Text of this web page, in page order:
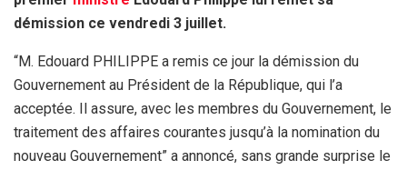
démission ce vendredi 3 juillet.
“M. Edouard PHILIPPE a remis ce jour la démission du
Gouvernement au Président de la République, qui l’a
acceptée. Il assure, avec les membres du Gouvernement, le
traitement des affaires courantes jusqu’à la nomination du
nouveau Gouvernement” a annoncé, sans grande surprise le